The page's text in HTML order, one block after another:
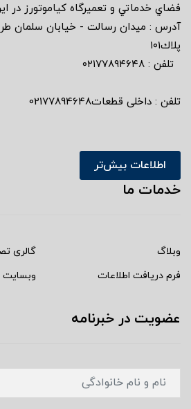
فضاي خدماتي و تعميرگاه كياموتورز در
آدرس : ميدان رسالت - خيابان سلمان
پلاك١٠١
تلفن : ٠٢١٧٧٨٩٤٦٤٨
تلفن : داخلی قطعات02177894648
اطلاعات بیش‌تر
خدمات ما
وبلاگ
گالری
فرم دریافت اطلاعات
وبسایت
عضویت در خبرنامه